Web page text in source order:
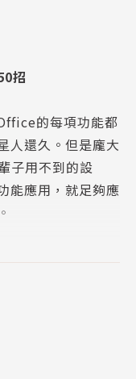
招
的每項功能都
人還久。但是龐大
子用不到的設
能應用，就足夠應
個小招數，每幾
起來輕鬆愉快，完
意翻到任一頁都